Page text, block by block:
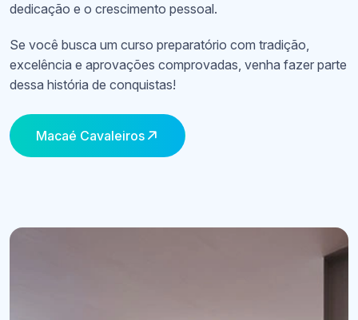
dedicação e o crescimento pessoal.
Se você busca um curso preparatório com tradição,
excelência e aprovações comprovadas, venha fazer parte
dessa história de conquistas!
Macaé Cavaleiros